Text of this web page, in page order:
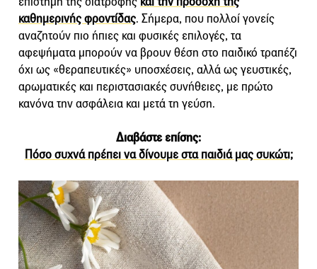
καθημερινής φροντίδας. Σήμερα, που πολλοί γονείς
αναζητούν πιο ήπιες και φυσικές επιλογές, τα
αφεψήματα μπορούν να βρουν θέση στο παιδικό τραπέζι
όχι ως «θεραπευτικές» υποσχέσεις, αλλά ως γευστικές,
αρωματικές και περιστασιακές συνήθειες, με πρώτο
κανόνα την ασφάλεια και μετά τη γεύση.
Διαβάστε επίσης:
Πόσο συχνά πρέπει να δίνουμε στα παιδιά μας συκώτι;